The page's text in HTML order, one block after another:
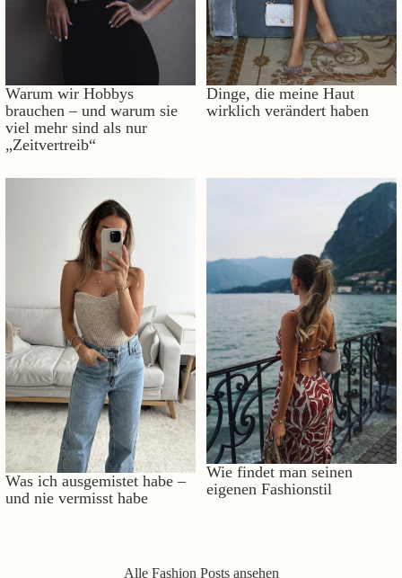
Warum wir Hobbys
brauchen – und warum sie
viel mehr sind als nur
„Zeitvertreib“
Dinge, die meine Haut
wirklich verändert haben
Was ich ausgemistet habe –
und nie vermisst habe
Wie findet man seinen
eigenen Fashionstil
Alle Fashion Posts ansehen